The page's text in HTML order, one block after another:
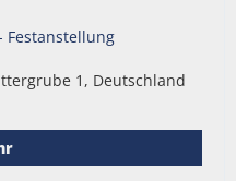
Festanstellung
1, Deutschland